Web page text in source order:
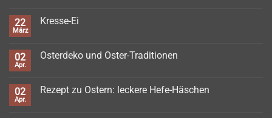
22
März
Kresse-Ei
Kresse-
02
Apr.
Osterdeko und Oster-Traditionen
Osterdeko
02
Apr.
Rezept zu Ostern: leckere Hefe-Häschen